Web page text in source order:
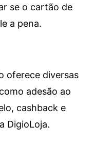
se o cartão de
a pena.
oferece diversas
adesão ao
cashback e
DigioLoja.